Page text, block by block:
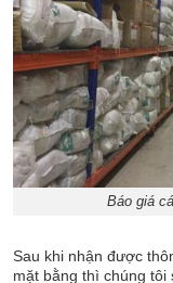
Báo giá
Sau khi nhận được
mặt bằng thì chúng tôi